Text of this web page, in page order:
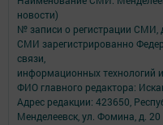
новости)
№ записи о регистрации
СМИ зарегистрированно
связи,
информационных технологий
ФИО главного редактора:
Адрес редакции: 423650,
Менделеевск, ул. Фомина, д. 20